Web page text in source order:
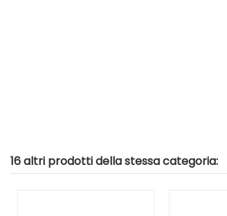
16 altri prodotti della stessa categoria: